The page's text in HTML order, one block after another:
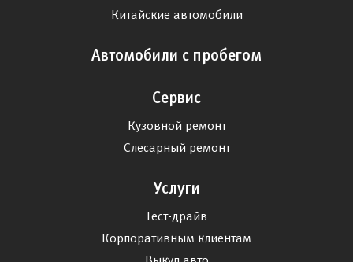
Китайские автомобили
Автомобили с пробегом
Сервис
Кузовной ремонт
Слесарный ремонт
Услуги
Тест-драйв
Корпоративным клиентам